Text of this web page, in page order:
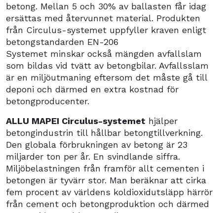
betong. Mellan 5 och 30% av ballasten får idag
ersättas med återvunnet material. Produkten
från Circulus-systemet uppfyller kraven enligt
betongstandarden EN-206
Systemet minskar också mängden avfallslam
som bildas vid tvätt av betongbilar. Avfallsslam
är en miljöutmaning eftersom det måste gå till
deponi och därmed en extra kostnad för
betongproducenter.
ALLU MAPEI Circulus-systemet hjälper
betongindustrin till hållbar betongtillverkning.
Den globala förbrukningen av betong är 23
miljarder ton per år. En svindlande siffra.
Miljöbelastningen från framför allt cementen i
betongen är tyvärr stor. Man beräknar att cirka
fem procent av världens koldioxidutsläpp härrör
från cement och betongproduktion och därmed